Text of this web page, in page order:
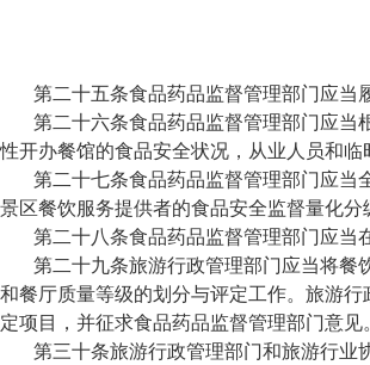
第二十五条食品药品监督管理部门应
第二十六条食品药品监督管理部门应
性开办餐馆的食品安全状况，从业人员和
第二十七条食品药品监督管理部门应
景区餐饮服务提供者的食品安全监督量化分
第二十八条食品药品监督管理部门应
第二十九条旅游行政管理部门应当将
和餐厅质量等级的划分与评定工作。旅游
定项目，并征求食品药品监督管理部门意见。
第三十条旅游行政管理部门和旅游行